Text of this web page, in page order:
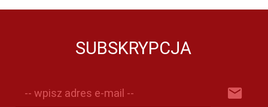
SUBSKRYPCJA
-- wpisz adres e-mail --